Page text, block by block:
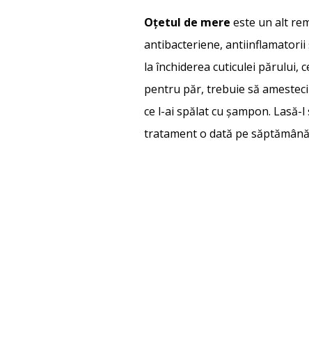
Oțetul de mere este un alt
antibacteriene, antiinflamatorii
la închiderea cuticulei părului,
pentru păr, trebuie să
ce l-ai spălat cu șampon.
tratament o dată pe